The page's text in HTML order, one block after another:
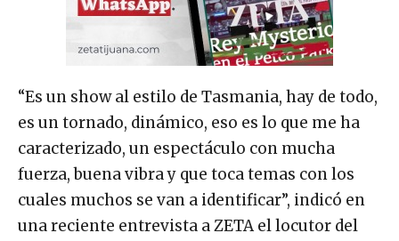
“Es un show al estilo de Tasmania, hay de todo,
es un tornado, dinámico, eso es lo que me ha
caracterizado, un espectáculo con mucha
fuerza, buena vibra y que toca temas con los
cuales muchos se van a identificar”, indicó en
una reciente entrevista a ZETA el locutor del